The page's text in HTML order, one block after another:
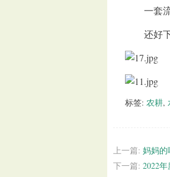
一套流
还好下
标签: 农耕,
上一篇: 妈妈的
下一篇: 2022